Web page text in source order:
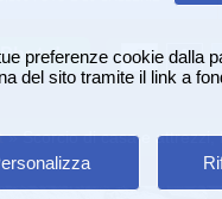
preferenze cookie dalla
del sito tramite il link a
A A
» Scorcio di casa e attrezzi,